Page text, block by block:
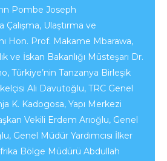
Pombe Joseph
Çalışma, Ulaştırma ve
Hon. Prof. Makame Mbarawa,
ve İskan Bakanlığı Müsteşarı Dr.
Türkiye’nin Tanzanya Birleşik
Ali Davutoğlu, TRC Genel
K. Kadogosa, Yapı Merkezi
Vekili Erdem Arıoğlu, Genel
Genel Müdür Yardımcısı İlker
Bölge Müdürü Abdullah